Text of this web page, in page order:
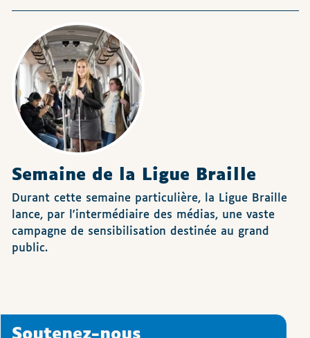
Semaine de la Ligue Braille
Durant cette semaine particulière, la Ligue Braille
lance, par l'intermédiaire des médias, une vaste
campagne de sensibilisation destinée au grand
public.
Soutenez-nous